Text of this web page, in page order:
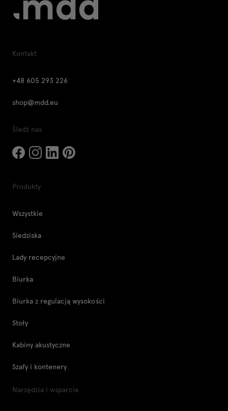
Kontakt
+48 605 293 226
shop@mdd.eu
Śledź nas
Produkty
Wszystkie
Siedziska
Lady recepcyjne
Biurka
Biurka z regulacją wysokości
Stoły
Kabiny akustyczne
Szafy i kontenery
Narzędzia i wsparcie